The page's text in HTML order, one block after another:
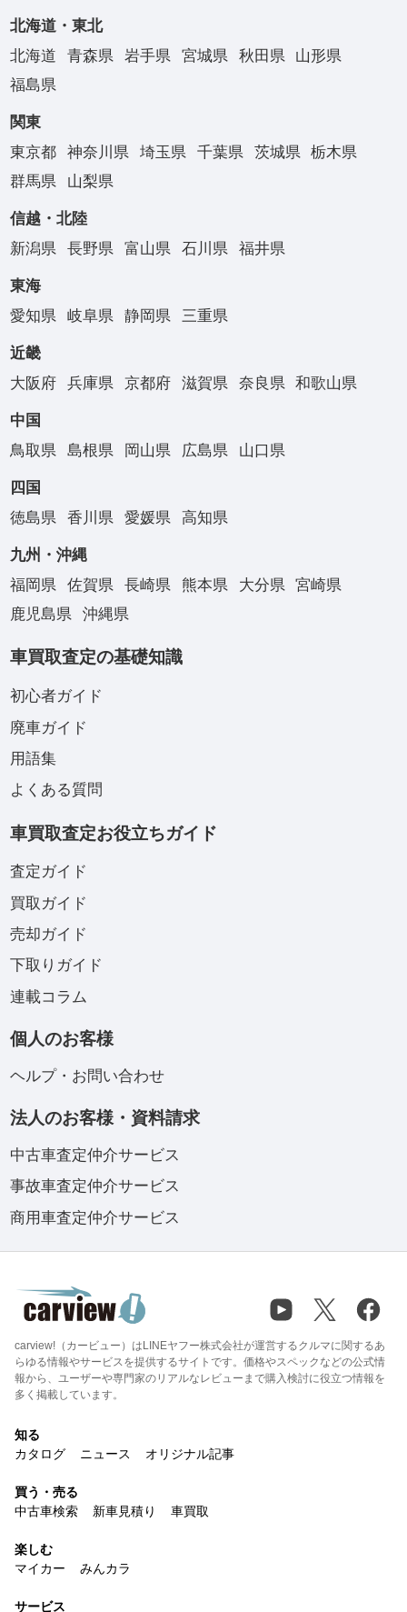
北海道・東北
北海道
青森県 岩手県 宮城県 秋田県
山形県
福島県
関東
東京都
神奈川県 埼玉県 千葉県 茨城県
栃木県
群馬県
山梨県
信越・北陸
新潟県
長野県 富山県 石川県 福井県
東海
愛知県
岐阜県 静岡県 三重県
近畿
大阪府
兵庫県 京都府 滋賀県 奈良県 和歌山県
中国
鳥取県
島根県 岡山県 広島県 山口県
四国
徳島県
香川県 愛媛県 高知県
九州・沖縄
福岡県
佐賀県 長崎県 熊本県 大分県
宮崎県
鹿児島県
沖縄県
車買取査定の基礎知識
初心者ガイド
廃車ガイド
用語集
よくある質問
車買取査定お役立ちガイド
査定ガイド
買取ガイド
売却ガイド
下取りガイド
連載コラム
個人のお客様
ヘルプ・お問い合わせ
法人のお客様・資料請求
中古車査定仲介サービス
事故車査定仲介サービス
商用車査定仲介サービス
carview!（カービュー）はLINEヤフー株式会社が運営するクルマに関するあ
らゆる情報やサービスを提供するサイトです。価格やスペックなどの公式情
報から、ユーザーや専門家のリアルなレビューまで購入検討に役立つ情報を
多く掲載しています。
知る
カタログ
ニュース オリジナル記事
買う・売る
中古車検索
新車見積り 車買取
楽しむ
マイカー
みんカラ
サービス